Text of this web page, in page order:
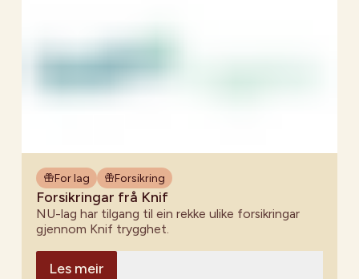
For lag Forsikring
Forsikringar frå Knif
NU-lag har tilgang til ein rekke ulike forsikringar
gjennom Knif trygghet.
Les meir